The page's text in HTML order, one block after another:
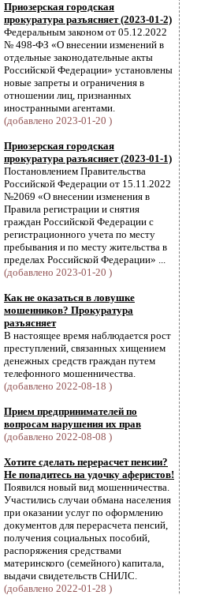
Приозерская городская
прокуратура разъясняет (2023-01-2)
Федеральным законом от 05.12.2022
№ 498-ФЗ «О внесении изменений в
отдельные законодательные акты
Российской Федерации» установлены
новые запреты и ограничения в
отношении лиц, признанных
иностранными агентами.
(добавлено 2023-01-20 )
Приозерская городская
прокуратура разъясняет (2023-01-1)
Постановлением Правительства
Российской Федерации от 15.11.2022
№2069 «О внесении изменения в
Правила регистрации и снятия
граждан Российской Федерации с
регистрационного учета по месту
пребывания и по месту жительства в
пределах Российской Федерации» ...
(добавлено 2023-01-20 )
Как не оказаться в ловушке
мошенников? Прокуратура
разъясняет
В настоящее время наблюдается рост
преступлений, связанных хищением
денежных средств граждан путем
телефонного мошенничества.
(добавлено 2022-08-18 )
Прием предпринимателей по
вопросам нарушения их прав
(добавлено 2022-08-08 )
Хотите сделать перерасчет пенсии?
Не попадитесь на удочку аферистов!
Появился новый вид мошенничества.
Участились случаи обмана населения
при оказании услуг по оформлению
документов для перерасчета пенсий,
получения социальных пособий,
распоряжения средствами
материнского (семейного) капитала,
выдачи свидетельств СНИЛС.
(добавлено 2022-01-28 )